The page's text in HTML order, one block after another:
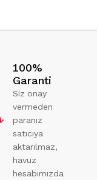
100%
Garanti
Siz onay
vermeden
paranız
satıcıya
aktarılmaz,
havuz
hesabımızda